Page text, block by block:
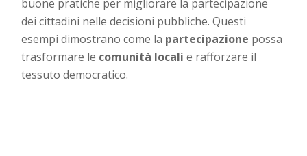
buone pratiche per migliorare la partecipazione
dei cittadini nelle decisioni pubbliche. Questi
esempi dimostrano come la partecipazione possa
trasformare le comunità locali e rafforzare il
tessuto democratico.